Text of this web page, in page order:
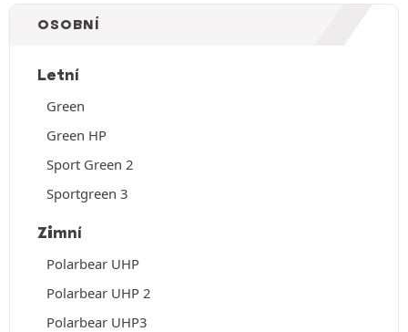
OSOBNÍ
Letní
Green
Green HP
Sport Green 2
Sportgreen 3
Zimní
Polarbear UHP
Polarbear UHP 2
Polarbear UHP3